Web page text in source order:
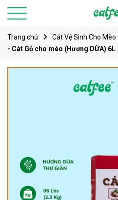
Trang chủ Cát Vệ Sinh Cho Mèo
- Cát Gỗ cho mèo (Hương DỪA) 6L